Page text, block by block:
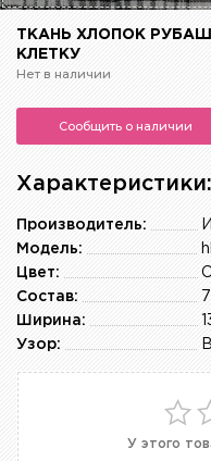
ТКАНЬ ХЛОПОК
КЛЕТКУ
Нет в наличии
Сообщить о наличии
Характеристики:
Производитель:
Модель:
Цвет:
Состав:
Ширина:
Узор:
У этого